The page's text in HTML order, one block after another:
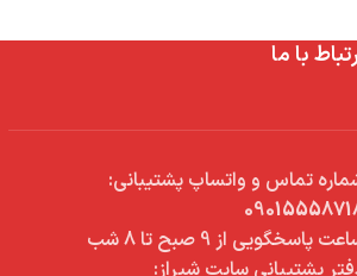
با ما
تماس و واتساپ پشتیبانی:
پاسخگویی از 9 صبح تا 8 شب
پشتیبانی سایت شیراز: